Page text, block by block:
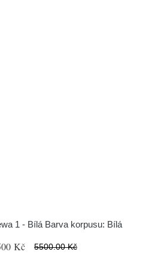
1 - Bílá Barva korpusu: Bílá
Kč 5500.00 Kč